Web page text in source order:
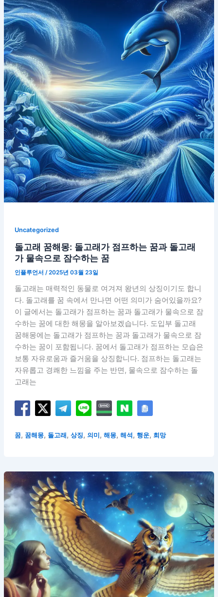
Uncategorized
돌고래 꿈해몽: 돌고래가 점프하는 꿈과 돌고래
가 물속으로 잠수하는 꿈
인플루언서 /2025년 03월 23일
돌고래는 매력적인 동물로 여겨져 왕년의 상징이기도 합니
다. 돌고래를 꿈 속에서 만나면 어떤 의미가 숨어있을까요?
이 글에서는 돌고래가 점프하는 꿈과 돌고래가 물속으로 잠
수하는 꿈에 대한 해몽을 알아보겠습니다. 도입부 돌고래
꿈해몽에는 돌고래가 점프하는 꿈과 돌고래가 물속으로 잠
수하는 꿈이 포함됩니다. 꿈에서 돌고래가 점프하는 모습은
보통 자유로움과 즐거움을 상징합니다. 점프하는 돌고래는
자유롭고 경쾌한 느낌을 주는 반면, 물속으로 잠수하는 돌
고래는
꿈, 꿈해몽, 돌고래 , 상징, 의미 , 해몽, 해석 , 행운, 희망